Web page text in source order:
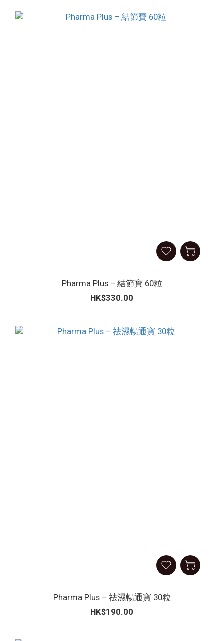
Pharma Plus – 結節寶 60粒
HK$330.00
Pharma Plus – 祛濕暢通寶 30粒
HK$190.00